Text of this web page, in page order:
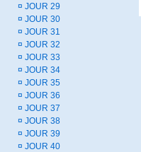
¤ JOUR 29
¤ JOUR 30
¤ JOUR 31
¤ JOUR 32
¤ JOUR 33
¤ JOUR 34
¤ JOUR 35
¤ JOUR 36
¤ JOUR 37
¤ JOUR 38
¤ JOUR 39
¤ JOUR 40